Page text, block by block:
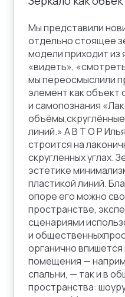
Мы представили
отдельно стоящее
модели приходит из
«видеть»,
мы переосмыслили
элемент как объект
и самопознания
объёмы,скруглённые
линий.» А В Т О Р
строится на
скругленных углах.
эстетике
пластикой линий.
опоре его можно
пространстве,
сценариями
и
органично
помещения —
спальни, — так и в
пространства: